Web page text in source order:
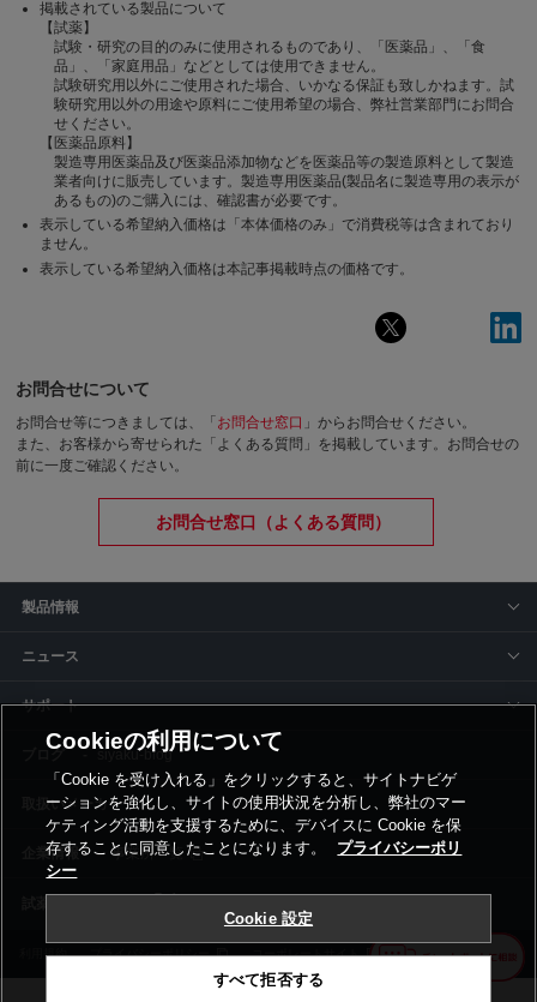
掲載されている製品について
【試薬】
試験・研究の目的のみに使用されるものであり、「医薬品」、「食
品」、「家庭用品」などとしては使用できません。
試験研究用以外にご使用された場合、いかなる保証も致しかねます。試
験研究用以外の用途や原料にご使用希望の場合、弊社営業部門にお問合
せください。
【医薬品原料】
製造専用医薬品及び医薬品添加物などを医薬品等の製造原料として製造
業者向けに販売しています。製造専用医薬品(製品名に製造専用の表示が
あるもの)のご購入には、確認書が必要です。
表示している希望納入価格は「本体価格のみ」で消費税等は含まれており
ません。
表示している希望納入価格は本記事掲載時点の価格です。
お問合せについて
お問合せ等につきましては、「 お問合せ窓口 」からお問合せください。
また、お客様から寄せられた「よくある質問」を掲載しています。お問合せの
前に一度ご確認ください。
お問合せ窓口（よくある質問）
製品情報
ニュース
サポート
siyaku-blog
取扱いメーカー
事業所一覧
利用規約 プライバシーポリシー コーポレートサイト Cookie設定
Cookieの利用について
「Cookie を受け入れる」をクリックすると、サイトナビゲ
ーションを強化し、サイトの使用状況を分析し、弊社のマー
ケティング活動を支援するために、デバイスに Cookie を保
存することに同意したことになります。
プライバシーポリ
シー
Cookie 設定
すべて拒否する